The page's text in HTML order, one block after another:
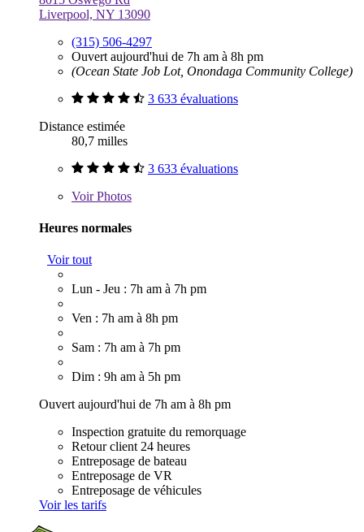
Liverpool, NY 13090
(315) 506-4297
Ouvert aujourd'hui de 7h am à 8h pm
(Ocean State Job Lot, Onondaga Community College)
3 633 évaluations
Distance estimée
80,7 milles
3 633 évaluations
VoirPhotos
Heures normales
Voir tout
Lun - Jeu : 7h am à 7h pm
Ven : 7h am à 8h pm
Sam : 7h am à 7h pm
Dim : 9h am à 5h pm
Ouvert aujourd'hui de 7h am à 8h pm
Inspection gratuite du remorquage
Retour client 24 heures
Entreposage de bateau
Entreposage de VR
Entreposage de véhicules
Voir les tarifs